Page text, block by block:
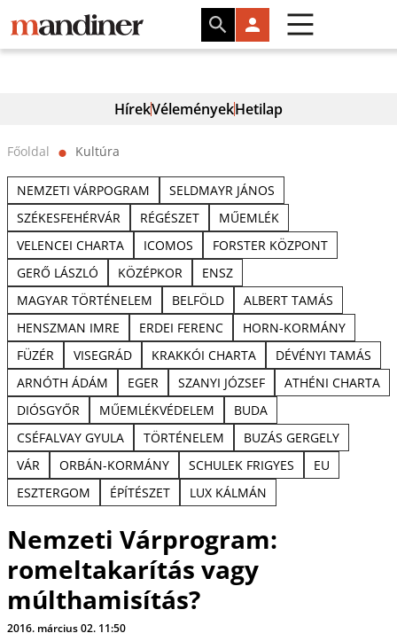
HírekVéleményekHetilap
Főoldal ⬤ Kultúra
NEMZETI VÁRPOGRAM
SELDMAYR JÁNOS
SZÉKESFEHÉRVÁR
RÉGÉSZET
MŰEMLÉK
VELENCEI CHARTA
ICOMOS
FORSTER KÖZPONT
GERŐ LÁSZLÓ
KÖZÉPKOR
ENSZ
MAGYAR TÖRTÉNELEM
BELFÖLD
ALBERT TAMÁS
HENSZMAN IMRE
ERDEI FERENC
HORN-KORMÁNY
FÜZÉR
VISEGRÁD KRAKKÓI CHARTA
DÉVÉNYI TAMÁS
ARNÓTH ÁDÁM
EGER SZANYI JÓZSEF
ATHÉNI CHARTA
DIÓSGYŐR
MŰEMLÉKVÉDELEM
BUDA
CSÉFALVAY GYULA
TÖRTÉNELEM
BUZÁS GERGELY
VÁR
ORBÁN-KORMÁNY SCHULEK FRIGYES
EU
ESZTERGOM
ÉPÍTÉSZET LUX KÁLMÁN
Nemzeti Várprogram:
romeltakarítás vagy
múlthamisítás?
2016. március 02. 11:50